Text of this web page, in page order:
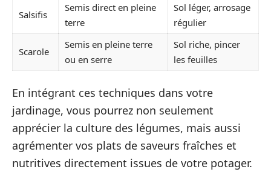
Salsifis
Semis direct en pleine
terre
Sol léger, arrosage
régulier
Scarole
Semis en pleine terre
ou en serre
Sol riche, pincer
les feuilles
En intégrant ces techniques dans votre
jardinage, vous pourrez non seulement
apprécier la culture des légumes, mais aussi
agrémenter vos plats de saveurs fraîches et
nutritives directement issues de votre potager.